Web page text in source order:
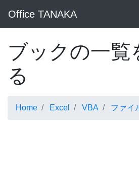
Office TANAKA
ブックの一覧
る
Home Excel VBA ファイ